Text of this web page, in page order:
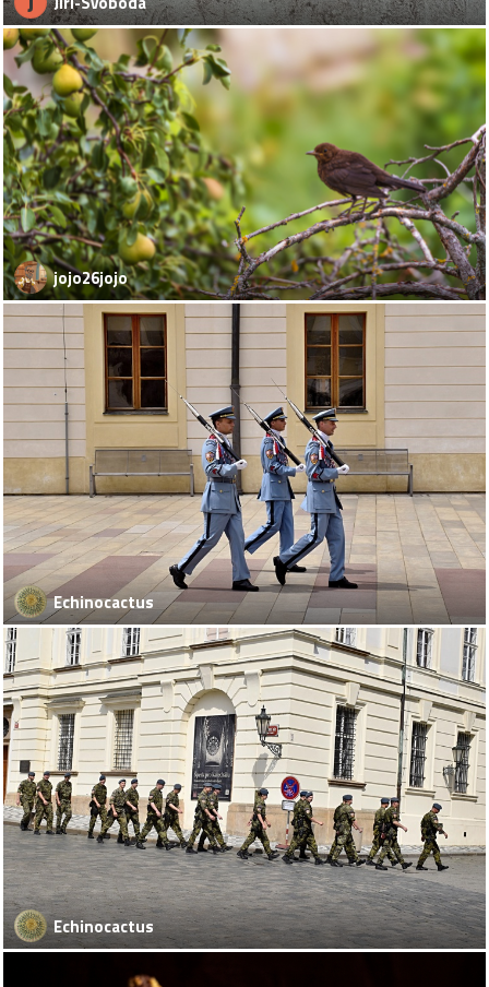
jojo26jojo
Echinocactus
Echinocactus